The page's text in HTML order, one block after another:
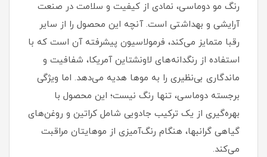
رنگ مو دوماسی، نمادی از کیفیت و سلامت در صنعت
آرایشی و بهداشتی است. آنچه این محصول را از سایر
رقبا متمایز می‌کند، فرمولاسیون پیشرفته آن است که با
استفاده از رنگدانه‌های لاونشتاین آمریکا، شفافیت و
ماندگاری بی‌نظیری را به موها هدیه می‌دهد. اما ویژگی
برجسته دوماسی، تنها رنگ نیست؛ این محصول با
بهره‌گیری از یک ترکیب جادویی شامل کراتین و روغن‌های
گیاهی گرانبها، هنگام رنگ‌آمیزی از موهایتان مراقبت
می‌کند.